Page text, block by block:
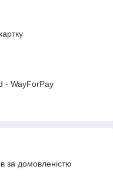
- WayForPay
за домовленістю